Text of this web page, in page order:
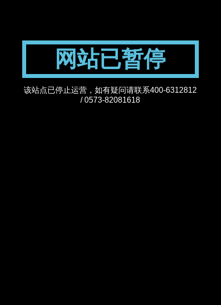
网站已暂停
该站点已停止运营，如有疑问请联系400-6312812
/ 0573-82081618